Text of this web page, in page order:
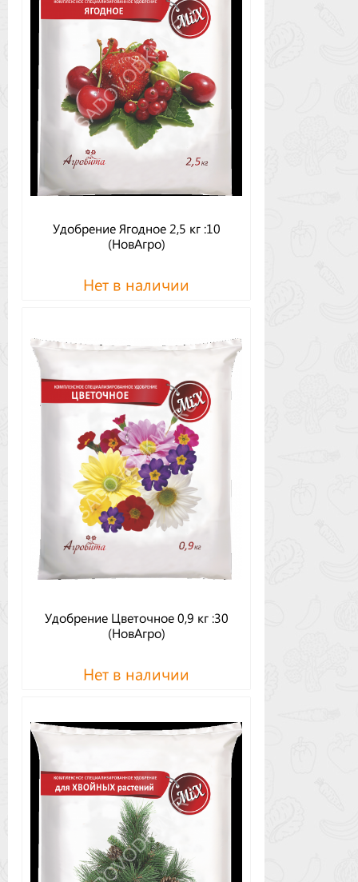
Удобрение Ягодное 2,5 кг :10
(НовАгро)
Нет в наличии
Удобрение Цветочное 0,9 кг :30
(НовАгро)
Нет в наличии